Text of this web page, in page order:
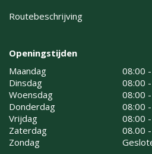
Routebeschrijving
Openingstijden
Maandag
08:00
Dinsdag
08:00
Woensdag
08:00
Donderdag
08:00
Vrijdag
08:00
Zaterdag
08.00
Zondag